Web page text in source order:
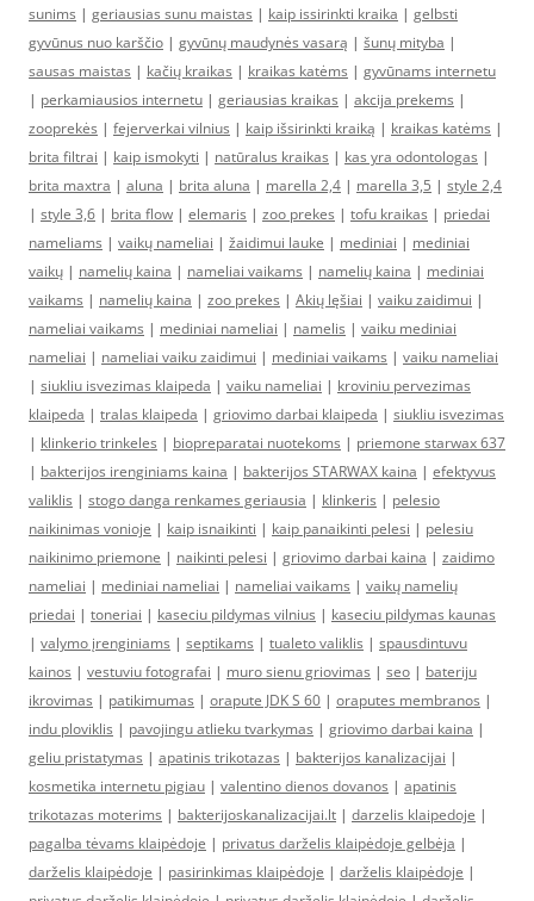
sunims | geriausias sunu maistas | kaip issirinkti kraika | gelbsti
gyvūnus nuo karščio | gyvūnų maudynės vasarą | šunų mityba |
sausas maistas | kačių kraikas | kraikas katėms | gyvūnams internetu
| perkamiausios internetu | geriausias kraikas | akcija prekems |
zooprekės | fejerverkai vilnius | kaip išsirinkti kraiką | kraikas katėms |
brita filtrai | kaip ismokyti | natūralus kraikas | kas yra odontologas |
brita maxtra | aluna | brita aluna | marella 2,4 | marella 3,5 | style 2,4
| style 3,6 | brita flow | elemaris | zoo prekes | tofu kraikas | priedai
nameliams | vaikų nameliai | žaidimui lauke | mediniai | mediniai
vaikų | namelių kaina | nameliai vaikams | namelių kaina | mediniai
vaikams | namelių kaina | zoo prekes | Akių lęšiai | vaiku zaidimui |
nameliai vaikams | mediniai nameliai | namelis | vaiku mediniai
nameliai | nameliai vaiku zaidimui | mediniai vaikams | vaiku nameliai
| siukliu isvezimas klaipeda | vaiku nameliai | kroviniu pervezimas
klaipeda | tralas klaipeda | griovimo darbai klaipeda | siukliu isvezimas
| klinkerio trinkeles | biopreparatai nuotekoms | priemone starwax 637
| bakterijos irenginiams kaina | bakterijos STARWAX kaina | efektyvus
valiklis | stogo danga renkames geriausia | klinkeris | pelesio
naikinimas vonioje | kaip isnaikinti | kaip panaikinti pelesi | pelesiu
naikinimo priemone | naikinti pelesi | griovimo darbai kaina | zaidimo
nameliai | mediniai nameliai | nameliai vaikams | vaikų namelių
priedai | toneriai | kaseciu pildymas vilnius | kaseciu pildymas kaunas
| valymo įrenginiams | septikams | tualeto valiklis | spausdintuvu
kainos | vestuviu fotografai | muro sienu griovimas | seo | bateriju
ikrovimas | patikimumas | orapute JDK S 60 | oraputes membranos |
indu ploviklis | pavojingu atlieku tvarkymas | griovimo darbai kaina |
geliu pristatymas | apatinis trikotazas | bakterijos kanalizacijai |
kosmetika internetu pigiau | valentino dienos dovanos | apatinis
trikotazas moterims | bakterijoskanalizacijai.lt | darzelis klaipedoje |
pagalba tėvams klaipėdoje | privatus darželis klaipėdoje gelbėja |
darželis klaipėdoje | pasirinkimas klaipėdoje | darželis klaipėdoje |